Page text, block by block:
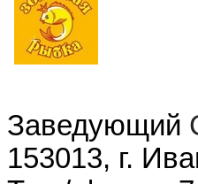
Заведующий
153013, г.